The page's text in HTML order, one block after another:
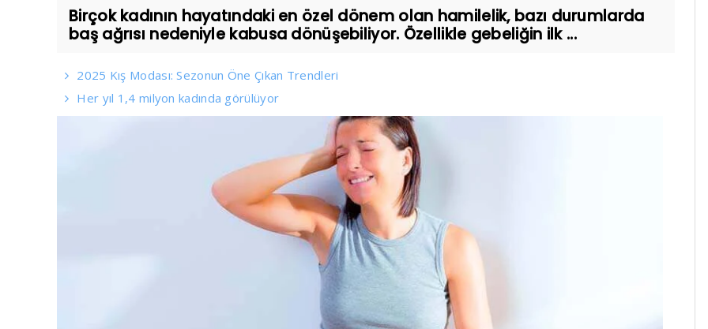
Birçok kadının hayatındaki en özel dönem olan hamilelik, bazı durumlarda
baş ağrısı nedeniyle kabusa dönüşebiliyor. Özellikle gebeliğin ilk ...
2025 Kış Modası: Sezonun Öne Çıkan Trendleri
Her yıl 1,4 milyon kadında görülüyor